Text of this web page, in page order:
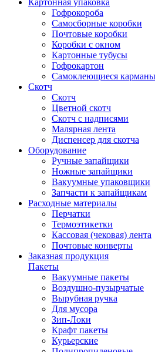
Гофрокороба
Самосборные коробки
Почтовые коробки
Коробки с окном
Картонные тубусы
Гофрокартон
Самоклеющиеся карманы
Скотч
Скотч
Цветной скотч
Скотч с надписями
Малярная лента
Диспенсер для скотча
Оборудование
Ручные запайщики
Ножные запайщики
Вакуумные упаковщики
Запчасти к запайщикам
Расходные материалы
Перчатки
Термоэтикетки
Кассовая (чековая) лента
Почтовые конверты
Заказная продукция
Пакеты
Вакуумные пакеты
Воздушно-пузырчатые
Вырубная ручка
Для мусора
Зип-Локи
Крафт пакеты
Курьерские